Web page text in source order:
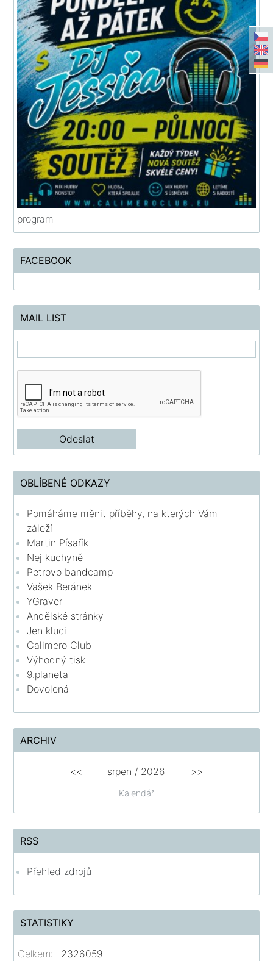
program
FACEBOOK
MAIL LIST
OBLÍBENÉ ODKAZY
Pomáháme měnit příběhy, na kterých Vám
záleží
Martin Písařík
Nej kuchyně
Petrovo bandcamp
Vašek Beránek
YGraver
Andělské stránky
Jen kluci
Calimero Club
Výhodný tisk
9.planeta
Dovolená
ARCHIV
Kalendář
<< srpen / 2026 >>
RSS
Přehled zdrojů
STATISTIKY
Celkem:
2326059